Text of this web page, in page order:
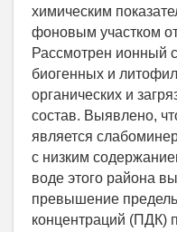
химическим
фоновым участком
Рассмотрен ионный
биогенных и
органических и
состав. Выявлено,
является
с низким
воде этого района
превышение
концентраций (ПДК)